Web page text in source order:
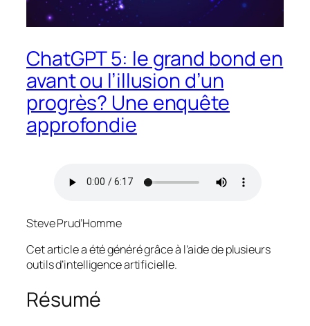
ChatGPT 5: le grand bond en
avant ou l’illusion d’un
progrès? Une enquête
approfondie
Steve Prud’Homme
Cet article a été généré grâce à l’aide de plusieurs
outils d’intelligence artificielle.
Résumé